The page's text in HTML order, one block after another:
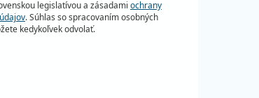
legislatívou a zásadami ochrany
. Súhlas so spracovaním osobných
kedykoľvek odvolať.